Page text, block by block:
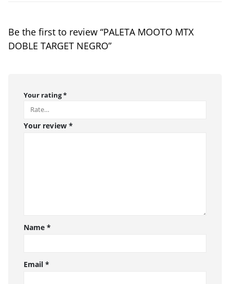
Be the first to review “PALETA MOOTO MTX
DOBLE TARGET NEGRO”
Your rating*
Your review *
Name*
Email*